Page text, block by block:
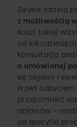
Zwykle zdalna
z możliwością
Koszt takiej
od
konsultacja
o umówionej
się objawy i
Przed odbyciem
przypomnieć
objawów –
od specyfiki